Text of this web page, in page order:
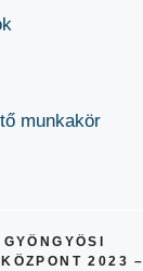
munkakör
2023 –